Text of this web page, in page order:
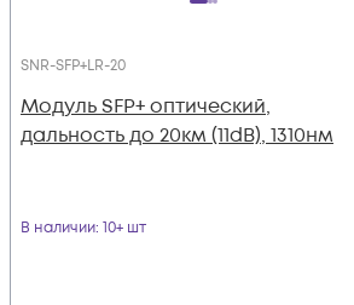
SNR-SFP+LR-20
Модуль SFP+ оптический,
дальность до 20км (11dB), 1310нм
В наличии: 10+ шт